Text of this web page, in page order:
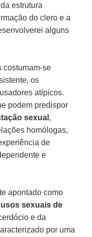
estrutura
do clero e a
alguns
costumam-se
os
atípicos.
podem predispor
sexual ,
homólogas,
de
e
apontado como
sexuais de
e da
por uma